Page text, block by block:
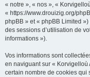
« notre », « nos », «
« https://www.drouizig.org/
phpBB » et « phpBB Limited
des sessions d’utilisation de
informations »).
Vos informations sont
en naviguant sur « Korvigelloù
certain nombre de cookies qui